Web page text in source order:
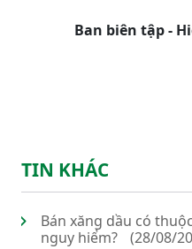
Ban biên tập -
TIN KHÁC
Bán xăng dầu có
nguy hiểm?
(28/08/